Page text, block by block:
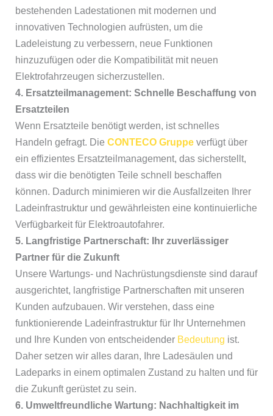
bestehenden Ladestationen mit modernen und
innovativen Technologien aufrüsten, um die
Ladeleistung zu verbessern, neue Funktionen
hinzuzufügen oder die Kompatibilität mit neuen
Elektrofahrzeugen sicherzustellen.
4. Ersatzteilmanagement: Schnelle Beschaffung von
Ersatzteilen
Wenn Ersatzteile benötigt werden, ist schnelles
Handeln gefragt. Die CONTECO Gruppeverfügt über
ein effizientes Ersatzteilmanagement, das sicherstellt,
dass wir die benötigten Teile schnell beschaffen
können. Dadurch minimieren wir die Ausfallzeiten Ihrer
Ladeinfrastruktur und gewährleisten eine kontinuierliche
Verfügbarkeit für Elektroautofahrer.
5. Langfristige Partnerschaft: Ihr zuverlässiger
Partner für die Zukunft
Unsere Wartungs- und Nachrüstungsdienste sind darauf
ausgerichtet, langfristige Partnerschaften mit unseren
Kunden aufzubauen. Wir verstehen, dass eine
funktionierende Ladeinfrastruktur für Ihr Unternehmen
und Ihre Kunden von entscheidender Bedeutung ist.
Daher setzen wir alles daran, Ihre Ladesäulen und
Ladeparks in einem optimalen Zustand zu halten und für
die Zukunft gerüstet zu sein.
6. Umweltfreundliche Wartung: Nachhaltigkeit im